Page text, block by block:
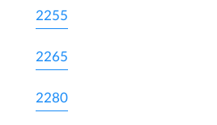
2255
2265
2280